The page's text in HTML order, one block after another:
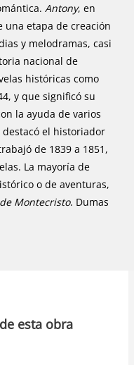
Antony, en
una etapa de creación
y melodramas, casi
nacional de
históricas como
y que significó su
la ayuda de varios
el historiador
de 1839 a 1851,
La mayoría de
o de aventuras,
Montecristo. Dumas
esta obra